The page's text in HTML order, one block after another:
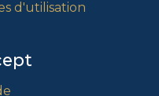
d'utilisation